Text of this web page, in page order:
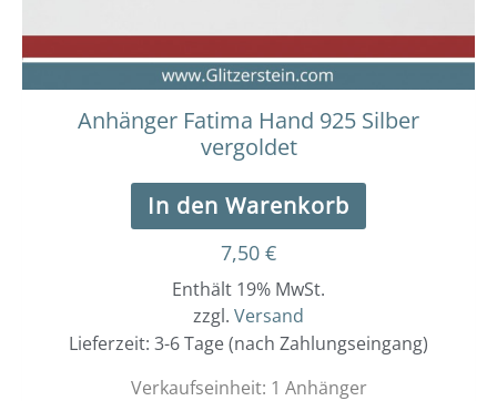
Anhänger Fatima Hand 925 Silber
vergoldet
In den Warenkorb
7,50 €
Enthält 19% MwSt.
zzgl. Versand
Lieferzeit: 3-6 Tage (nach Zahlungseingang)
Verkaufseinheit: 1 Anhänger